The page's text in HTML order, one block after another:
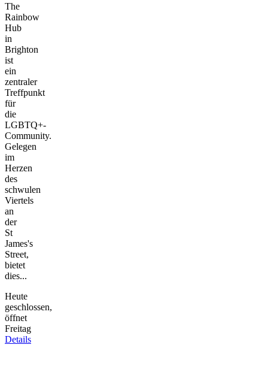
The
Rainbow
Hub
in
Brighton
ist
ein
zentraler
Treffpunkt
für
die
LGBTQ+-
Community.
Gelegen
im
Herzen
des
schwulen
Viertels
an
der
St
James's
Street,
bietet
dies...
Heute
geschlossen,
öffnet
Freitag
Details